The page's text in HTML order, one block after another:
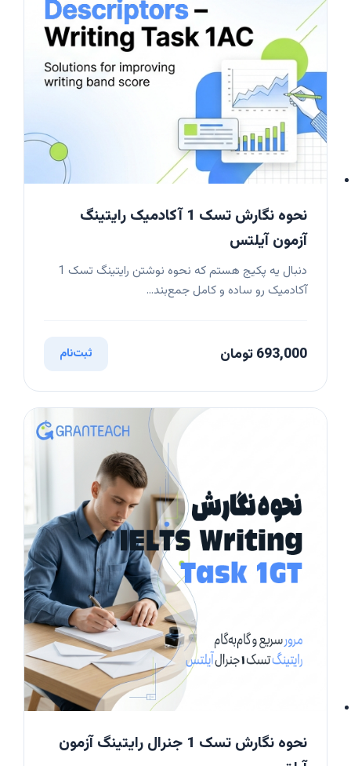
نحوه نگارش تسک 1 آکادمیک رایتینگ
آزمون آیلتس
دنبال یه پکیج هستم که نحوه نوشتن رایتینگ تسک 1
آکادمیک رو ساده و کامل جمع‌بند...
693,000 تومان ثبت‌نام
نحوه نگارش تسک 1 جنرال رایتینگ آزمون